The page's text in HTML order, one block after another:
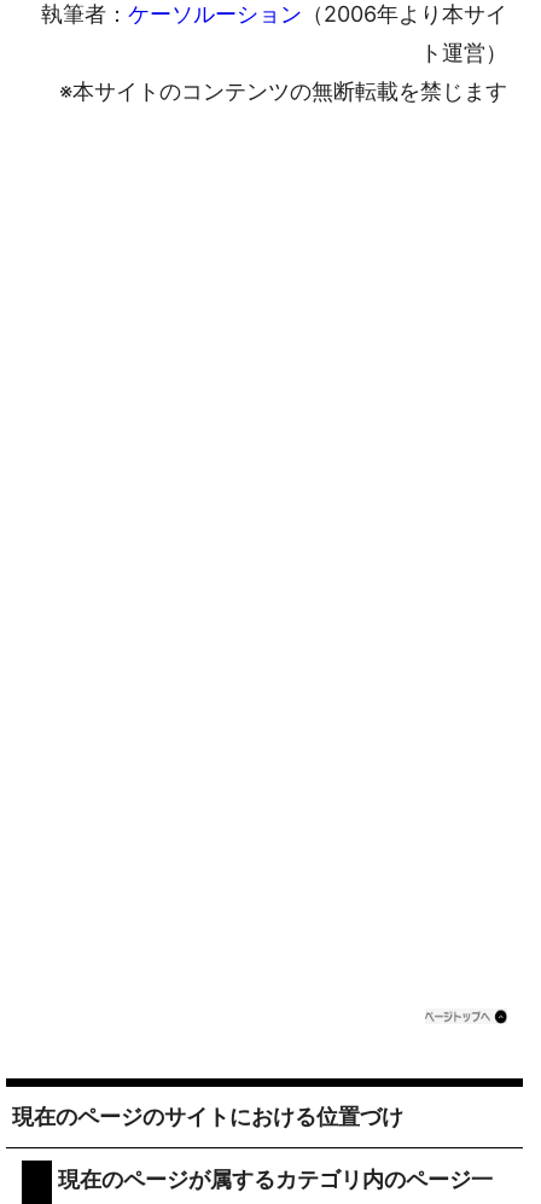
執筆者： ケーソルーション （2006年より本サイ
ト運営）
※本サイトのコンテンツの無断転載を禁じます
現在のページのサイトにおける位置づけ
現在のページが属するカテゴリ内のページ一